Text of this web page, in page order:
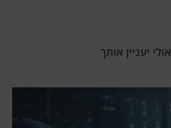
אולי יעניין אותך